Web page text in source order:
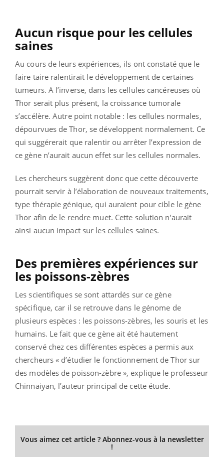
Aucun risque pour les cellules
saines
Au cours de leurs expériences, ils ont constaté que le
faire taire ralentirait le développement de certaines
tumeurs. A l’inverse, dans les cellules cancéreuses où
Thor serait plus présent, la croissance tumorale
s’accélère. Autre point notable : les cellules normales,
dépourvues de Thor, se développent normalement. Ce
qui suggérerait que ralentir ou arrêter l’expression de
ce gène n’aurait aucun effet sur les cellules normales.
Les chercheurs suggèrent donc que cette découverte
pourrait servir à l’élaboration de nouveaux traitements,
type thérapie génique, qui auraient pour cible le gène
Thor afin de le rendre muet. Cette solution n’aurait
ainsi aucun impact sur les cellules saines.
Des premières expériences sur
les poissons-zèbres
Les scientifiques se sont attardés sur ce gène
spécifique, car il se retrouve dans le génome de
plusieurs espèces : les poissons-zèbres, les souris et les
humains. Le fait que ce gène ait été hautement
conservé chez ces différentes espèces a permis aux
chercheurs « d’étudier le fonctionnement de Thor sur
des modèles de poisson-zèbre », explique le professeur
Chinnaiyan, l’auteur principal de cette étude.
Vous aimez cet article ? Abonnez-vous à la newsletter
!